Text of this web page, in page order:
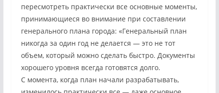
пересмотреть практически все основные моменты,
принимающиеся во внимание при составлении
генерального плана города: «Генеральный план
никогда за один год не делается — это не тот
объем, который можно сделать быстро. Документы
хорошего уровня всегда готовятся долго.
С момента, когда план начали разрабатывать,